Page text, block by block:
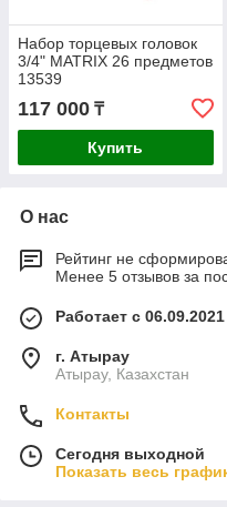
Набор торцевых головок
3/4" MATRIX 26 предметов
13539
117 000 ₸
Купить
О нас
Рейтинг не
Менее 5 отзывов за
Работает с 06.09.2021
г. Атырау
Атырау, Казахстан
Контакты
Сегодня выходной
Показать весь